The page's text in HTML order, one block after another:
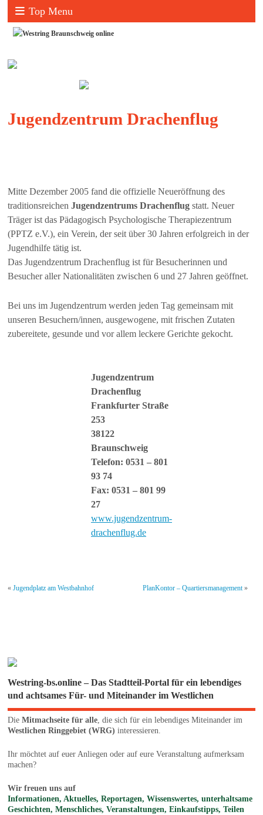
Top Menu
Jugendzentrum Drachenflug
Mitte Dezember 2005 fand die offizielle Neueröffnung des
traditionsreichenJugendzentrums Drachenflug statt. Neuer
Träger ist das Pädagogisch Psychologische Therapiezentrum
(PPTZ e.V.), ein Verein, der seit über 30 Jahren erfolgreich in der
Jugendhilfe tätig ist.
Das Jugendzentrum Drachenflug ist für Besucherinnen und
Besucher aller Nationalitäten zwischen 6 und 27 Jahren geöffnet.
Bei uns im Jugendzentrum werden jeden Tag gemeinsam mit
unseren Besuchern/innen, ausgewogene, mit frischen Zutaten
zubereitete, gesunde und vor allem leckere Gerichte gekocht.
Jugendzentrum
Drachenflug
Frankfurter Straße
253
38122
Braunschweig
Telefon: 0531 – 801
93 74
Fax: 0531 – 801 99
27
www.jugendzentrum-
drachenflug.de
«Jugendplatz am Westbahnhof PlanKontor – Quartiersmanagement»
Westring-bs.online – Das Stadtteil-Portal für ein lebendiges
und achtsames Für- und Miteinander im Westlichen
DieMitmachseite für alle, die sich für ein lebendiges Miteinander im
Westlichen Ringgebiet (WRG) interessieren.
Ihr möchtet auf euer Anliegen oder auf eure Veranstaltung aufmerksam
machen?
Wir freuen uns auf
Informationen, Aktuelles, Reportagen, Wissenswertes, unterhaltsame
Geschichten, Menschliches, Veranstaltungen, Einkaufstipps, Teilen